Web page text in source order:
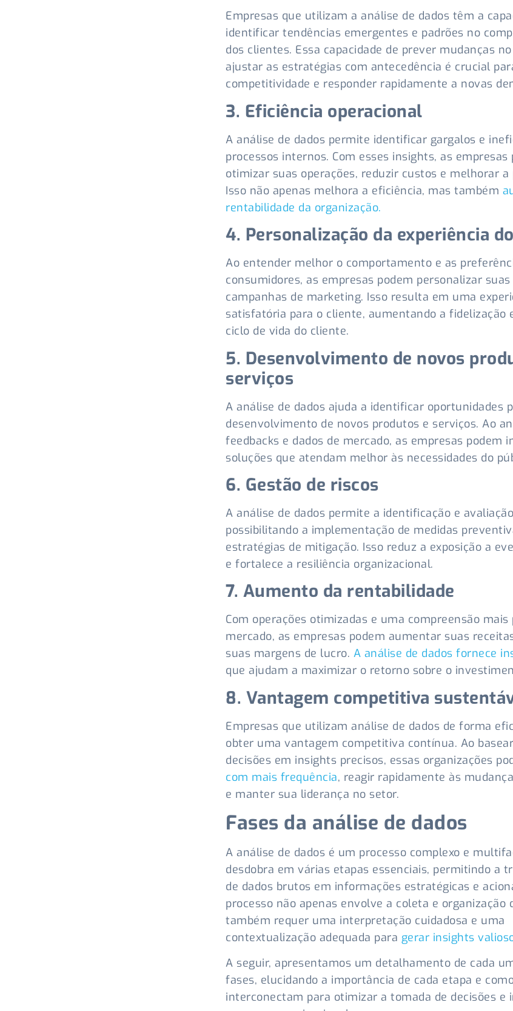
Empresas que utilizam a análise de dados têm a
identificar tendências emergentes e padrões no
dos clientes. Essa capacidade de prever mudanças
ajustar as estratégias com antecedência é crucial
competitividade e responder rapidamente a novas
3. Eficiência operacional
A análise de dados permite identificar gargalos e
processos internos. Com esses insights, as empresas
otimizar suas operações, reduzir custos e melhorar a
Isso não apenas melhora a eficiência, mas também
rentabilidade da organização.
4. Personalização da experiência
Ao entender melhor o comportamento e as
consumidores, as empresas podem personalizar
campanhas de marketing. Isso resulta em uma
satisfatória para o cliente, aumentando a fidelização
ciclo de vida do cliente.
5. Desenvolvimento de novos
serviços
A análise de dados ajuda a identificar oportunidades
desenvolvimento de novos produtos e serviços. Ao
feedbacks e dados de mercado, as empresas podem
soluções que atendam melhor às necessidades do
6. Gestão de riscos
A análise de dados permite a identificação e
possibilitando a implementação de medidas
estratégias de mitigação. Isso reduz a exposição a
e fortalece a resiliência organizacional.
7. Aumento da rentabilidade
Com operações otimizadas e uma compreensão
mercado, as empresas podem aumentar suas
suas margens de lucro. A análise de dados fornece
que ajudam a maximizar o retorno sobre o
8. Vantagem competitiva
Empresas que utilizam análise de dados de forma
obter uma vantagem competitiva contínua. Ao
decisões em insights precisos, essas organizações
com mais frequência, reagir rapidamente às
e manter sua liderança no setor.
Fases da análise de dados
A análise de dados é um processo complexo e
desdobra em várias etapas essenciais, permitindo a
de dados brutos em informações estratégicas e
processo não apenas envolve a coleta e organização
também requer uma interpretação cuidadosa e uma
contextualização adequada para gerar insights
A seguir, apresentamos um detalhamento de cada
fases, elucidando a importância de cada etapa e
interconectam para otimizar a tomada de decisões e